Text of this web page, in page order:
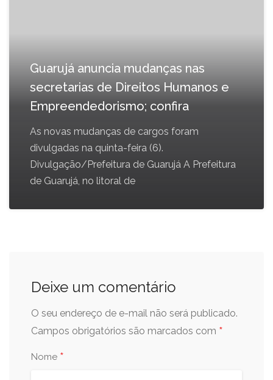
Guarujá anuncia mudanças nas
secretarias de Direitos Humanos e
Empreendedorismo; confira
As novas mudanças de cargos foram
divulgadas na quinta-feira (6).
Divulgação/Prefeitura de Guarujá A Prefeitura
de Guarujá, no litoral de
Deixe um comentário
O seu endereço de e-mail não será publicado.
Campos obrigatórios são marcados com *
Nome *